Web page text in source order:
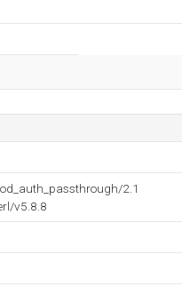
2.1
v5.8.8